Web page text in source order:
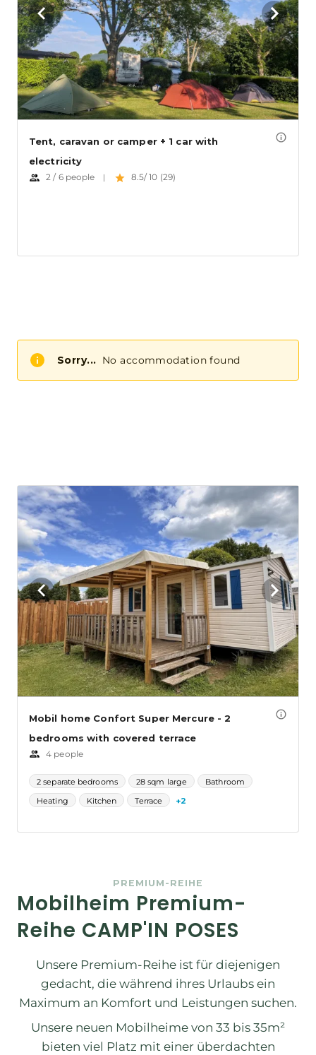
PREMIUM-REIHE
Mobilheim Premium-
Reihe CAMP'IN POSES
Unsere Premium-Reihe ist für diejenigen
gedacht, die während ihres Urlaubs ein
Maximum an Komfort und Leistungen suchen.
Unsere neuen Mobilheime von 33 bis 35m²
bieten viel Platz mit einer überdachten